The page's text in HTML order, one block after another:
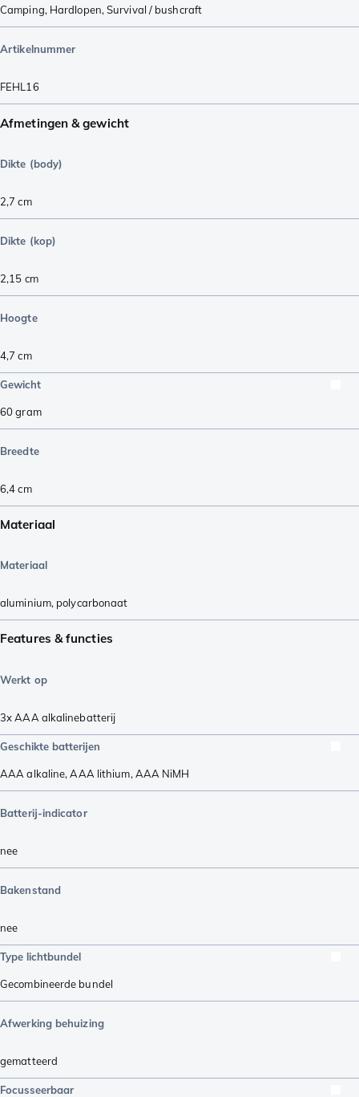
Camping, Hardlopen,Survival / bushcraft
Artikelnummer
FEHL16
Afmetingen & gewicht
Dikte (body)
2,7 cm
Dikte (kop)
2,15 cm
Hoogte
4,7 cm
Gewicht
60gram
Breedte
6,4cm
Materiaal
Materiaal
aluminium, polycarbonaat
Features & functies
Werkt op
3x AAA alkalinebatterij
Geschikte batterijen
AAA alkaline,AAA lithium, AAA NiMH
Batterij-indicator
nee
Bakenstand
nee
Type lichtbundel
Gecombineerde bundel
Afwerking behuizing
gematteerd
Focusseerbaar